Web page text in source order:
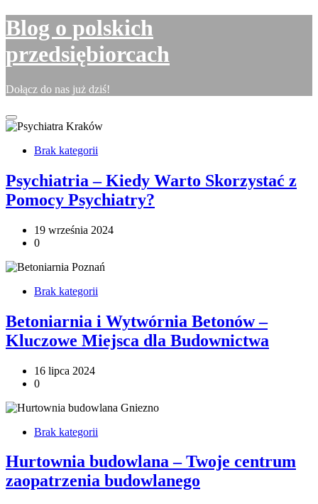
Skip
to
Blog o polskich
przedsiębiorcach
Dołącz do nas już dziś!
Brak kategorii
Psychiatria – Kiedy Warto Skorzystać z
Pomocy Psychiatry?
19 września 2024
0
Brak kategorii
Betoniarnia i Wytwórnia Betonów –
Kluczowe Miejsca dla Budownictwa
16 lipca 2024
0
Brak kategorii
Hurtownia budowlana – Twoje centrum
zaopatrzenia budowlanego